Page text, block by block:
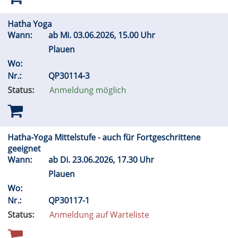
Hatha Yoga
Wann:
ab Mi.03.06.2026, 15.00 Uhr
Plauen
Wo:
Nr.:
QP30114-3
Status:
Anmeldung möglich
Hatha-Yoga Mittelstufe - auch für Fortgeschrittene
geeignet
Wann:
ab Di.23.06.2026, 17.30 Uhr
Plauen
Wo:
Nr.:
QP30117-1
Status:
Anmeldung auf Warteliste